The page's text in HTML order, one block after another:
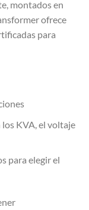
montados en
ofrece
para
los KVA, el voltaje
para elegir el